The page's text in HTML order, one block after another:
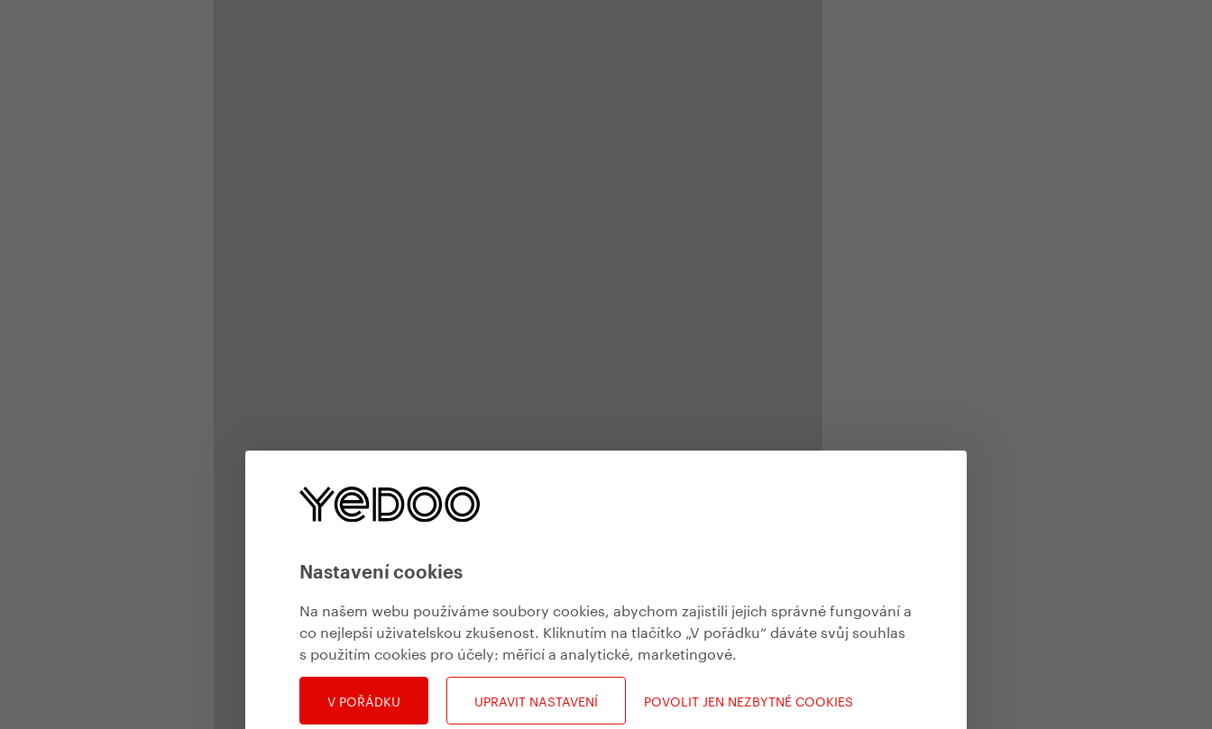
Nastavení cookies
Na našem webu používáme soubory cookies, abychom zajistili jejich správné fungování a
co nejlepší uživatelskou zkušenost. Kliknutím na tlačítko „V pořádku“ dáváte svůj souhlas
s použitím cookies pro účely: měřicí a analytické, marketingové
V POŘÁDKU UPRAVIT NASTAVENÍ POVOLIT JEN NEZBYTNÉ COOKIES